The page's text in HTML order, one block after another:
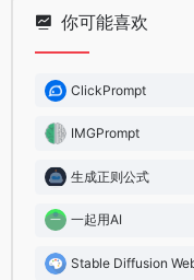
你可能喜欢
ClickPrompt
IMGPrompt
生成正则公式
一起用AI
Stable Diffusion